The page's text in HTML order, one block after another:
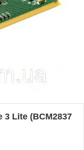
3 Lite (BCM2837